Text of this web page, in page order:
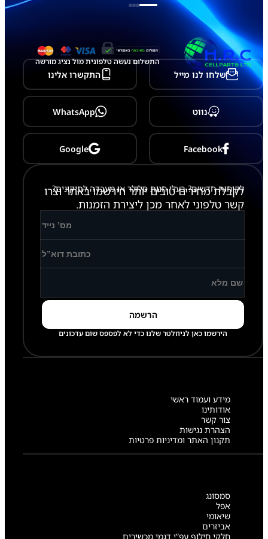
התשלום נעשה טלפונית מול נציג מורשה
שלחו לנו מייל התקשרו אלינו
נווט WhatsApp
Facebook
Google
לקוחות חדשים? בעלי חנות סלולר או מעבדה לתיקונים?
לקבלת מחירים טובים יותר הירשמו באתר וצרו
קשר טלפוני לאחר מכן ליצירת הזמנות.
הירשמו כאן לניוזלטר שלנו כדי לא לפספס שום עדכונים
מידע ועמוד ראשי
אודותינו
צור קשר
הצהרת נגישות
תקנון האתר ומדיניות פרטיות
סמסונג
אפל
שיאומי
אביזרים
חלקי חילוף עפ”י דגמי מכשירים